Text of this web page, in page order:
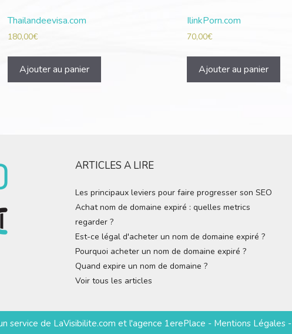
Thailandeevisa.com
180,00€
Ajouter au panier
IlinkPorn.com
70,00€
Ajouter au panier
ARTICLES A LIRE
Les principaux leviers pour faire progresser son SEO
Achat nom de domaine expiré : quelles metrics
regarder ?
Est-ce légal d'acheter un nom de domaine expiré ?
Pourquoi acheter un nom de domaine expiré ?
Quand expire un nom de domaine ?
Voir tous les articles
service de LaVisibilite.com etl'agence 1erePlace - Mentions Légales-